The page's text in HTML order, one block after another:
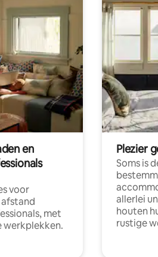
en
voor
met
werkplekken.
Plezier
Soms is
allerlei
houten
rustige